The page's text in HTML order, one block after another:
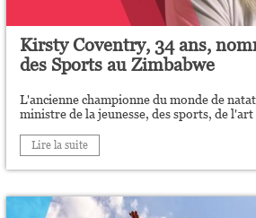
Kirsty Coventry, 34 ans,
des Sports au Zimbabwe
L'ancienne championne du monde de
ministre de la jeunesse, des sports, de
Lire la suite